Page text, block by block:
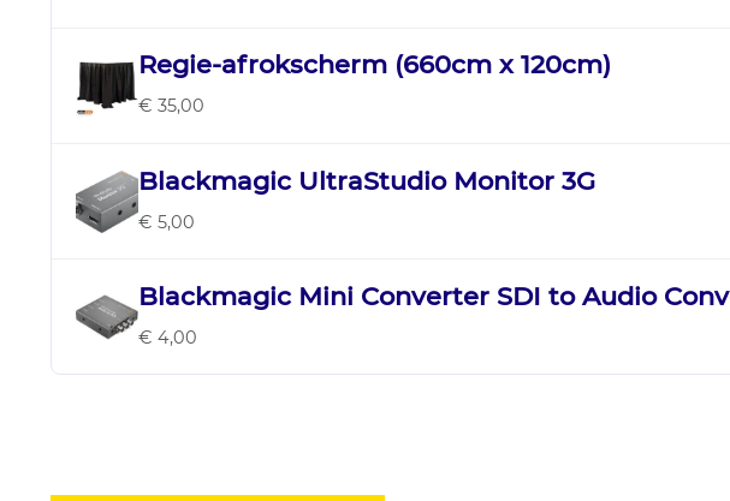
Regie-afrokscherm (660cm x 120cm)
€ 35,00
Blackmagic UltraStudio Monitor 3G
€ 5,00
Blackmagic Mini Converter SDI to Audio
€ 4,00